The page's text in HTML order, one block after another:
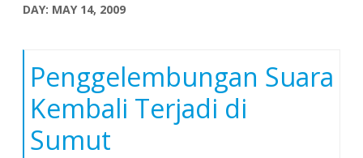
DAY: MAY 14, 2009
Penggelembungan Suara
Kembali Terjadi di
Sumut